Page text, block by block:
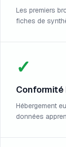
Les premiers
fiches de
✓
Conformité
Hébergement
données